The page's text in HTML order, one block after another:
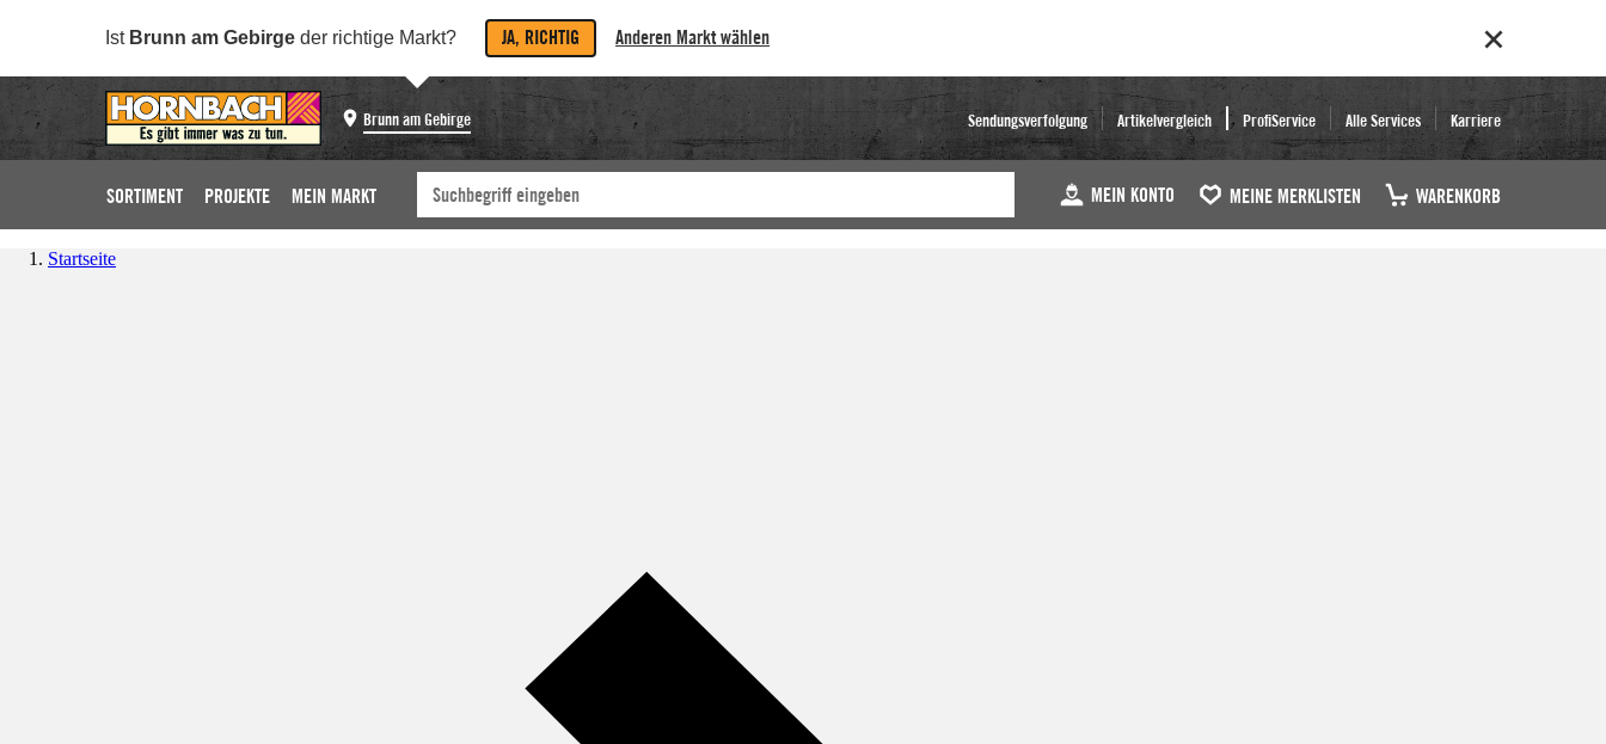
Ist Brunn am Gebirge der richtige Markt? JA, RICHTIG Anderen Markt wählen
Brunn am Gebirge Sendungsverfolgung Artikelvergleich ProfiService Alle Services Karriere
SORTIMENT PROJEKTE MEIN MARKT MEIN KONTO MEINE MERKLISTEN WARENKORB
Startseite